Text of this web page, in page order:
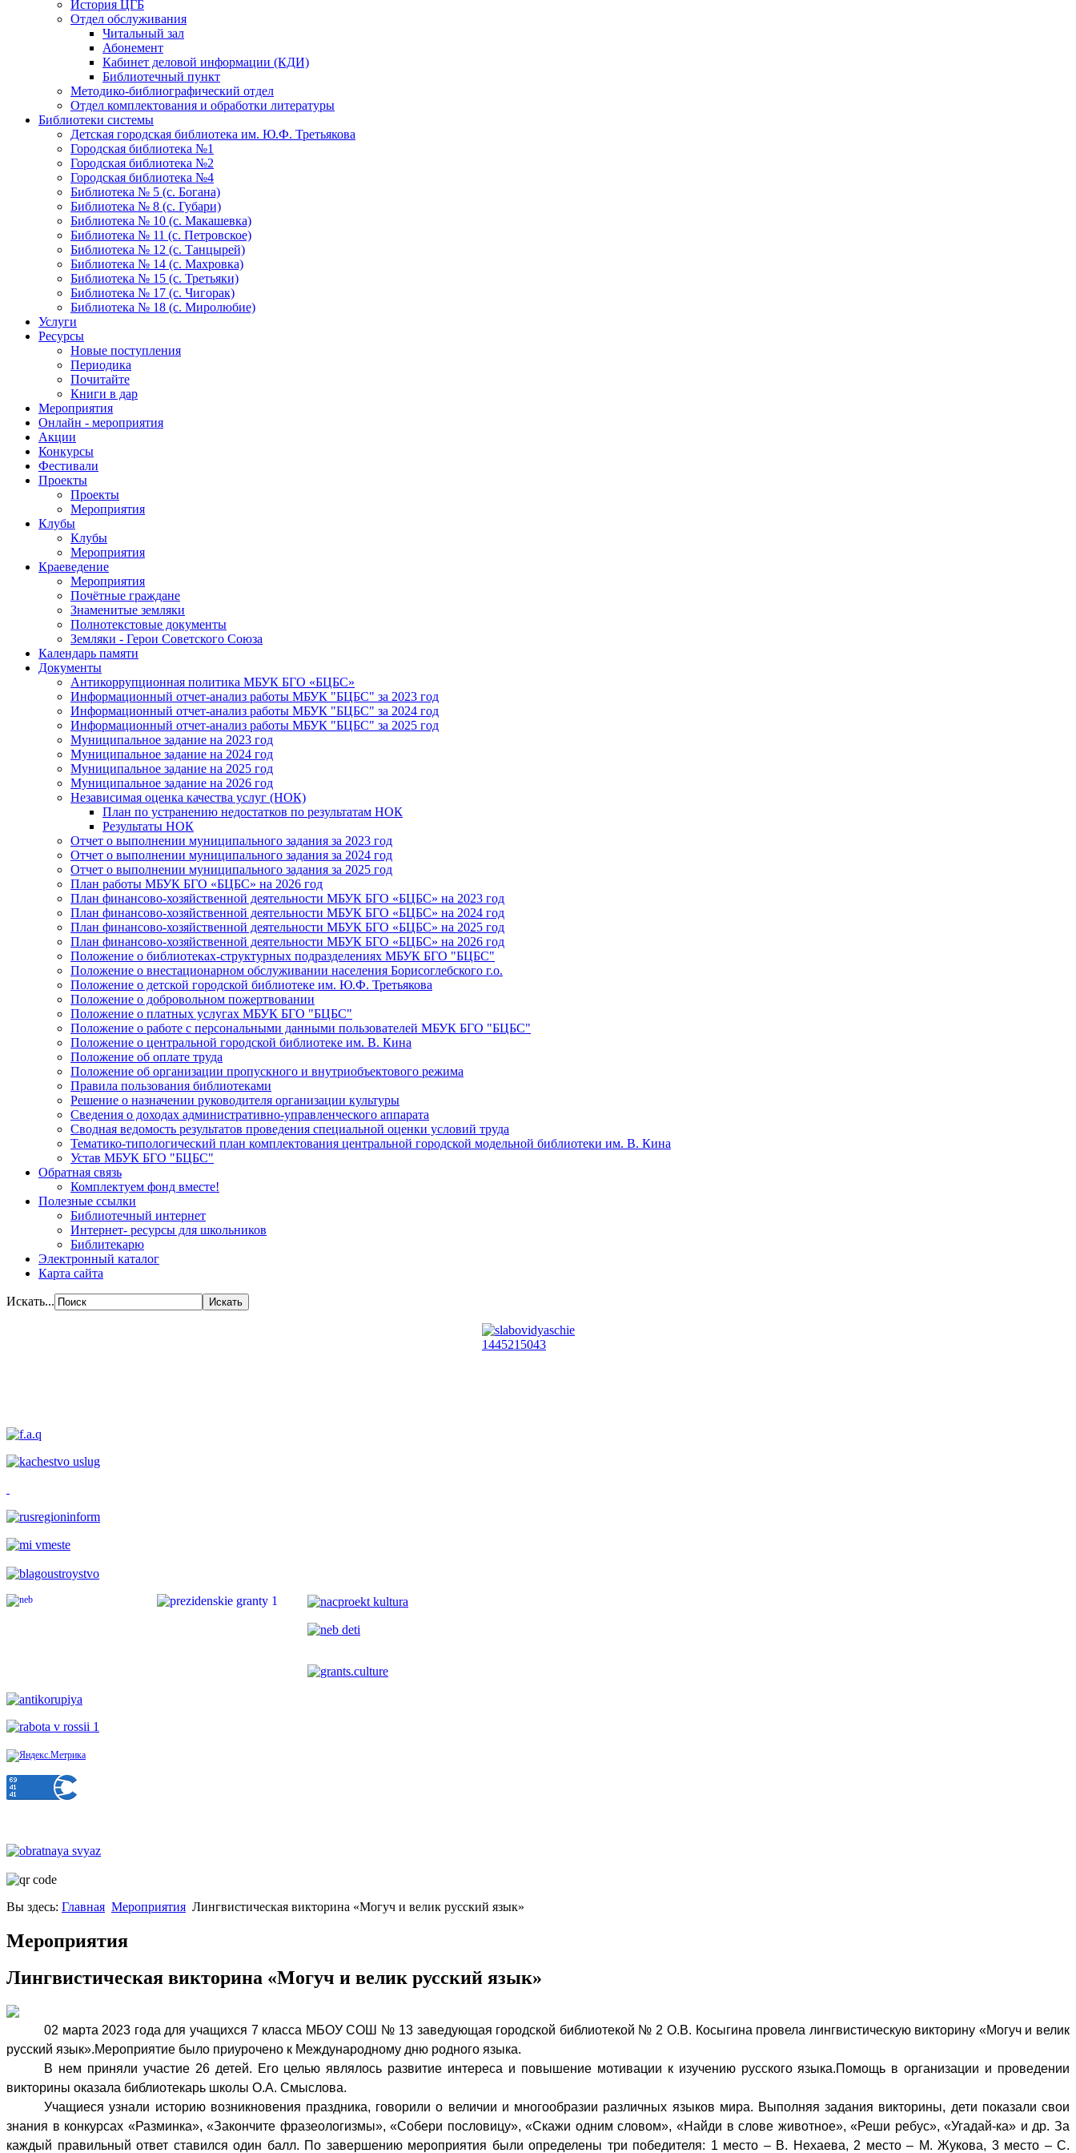
История ЦГБ
Отдел обслуживания
Читальный зал
Абонемент
Кабинет деловой информации (КДИ)
Библиотечный пункт
Методико-библиографический отдел
Отдел комплектования и обработки литературы
Библиотеки системы
Детская городская библиотека им. Ю.Ф. Третьякова
Городская библиотека №1
Городская библиотека №2
Городская библиотека №4
Библиотека № 5 (с. Богана)
Библиотека № 8 (с. Губари)
Библиотека № 10 (с. Макашевка)
Библиотека № 11 (с. Петровское)
Библиотека № 12 (с. Танцырей)
Библиотека № 14 (с. Махровка)
Библиотека № 15 (с. Третьяки)
Библиотека № 17 (с. Чигорак)
Библиотека № 18 (с. Миролюбие)
Услуги
Ресурсы
Новые поступления
Периодика
Почитайте
Книги в дар
Мероприятия
Онлайн - мероприятия
Акции
Конкурсы
Фестивали
Проекты
Проекты
Мероприятия
Клубы
Клубы
Мероприятия
Краеведение
Мероприятия
Почётные граждане
Знаменитые земляки
Полнотекстовые документы
Земляки - Герои Советского Союза
Календарь памяти
Документы
Антикоррупционная политика МБУК БГО «БЦБС»
Информационный отчет-анализ работы МБУК "БЦБС" за 2023 год
Информационный отчет-анализ работы МБУК "БЦБС" за 2024 год
Информационный отчет-анализ работы МБУК "БЦБС" за 2025 год
Муниципальное задание на 2023 год
Муниципальное задание на 2024 год
Муниципальное задание на 2025 год
Муниципальное задание на 2026 год
Независимая оценка качества услуг (НОК)
План по устранению недостатков по результатам НОК
Результаты НОК
Отчет о выполнении муниципального задания за 2023 год
Отчет о выполнении муниципального задания за 2024 год
Отчет о выполнении муниципального задания за 2025 год
План работы МБУК БГО «БЦБС» на 2026 год
План финансово-хозяйственной деятельности МБУК БГО «БЦБС» на 2023 год
План финансово-хозяйственной деятельности МБУК БГО «БЦБС» на 2024 год
План финансово-хозяйственной деятельности МБУК БГО «БЦБС» на 2025 год
План финансово-хозяйственной деятельности МБУК БГО «БЦБС» на 2026 год
Положение о библиотеках-структурных подразделениях МБУК БГО "БЦБС"
Положение о внестационарном обслуживании населения Борисоглебского г.о.
Положение о детской городской библиотеке им. Ю.Ф. Третьякова
Положение о добровольном пожертвовании
Положение о платных услугах МБУК БГО "БЦБС"
Положение о работе с персональными данными пользователей МБУК БГО "БЦБС"
Положение о центральной городской библиотеке им. В. Кина
Положение об оплате труда
Положение об организации пропускного и внутриобъектового режима
Правила пользования библиотеками
Решение о назначении руководителя организации культуры
Сведения о доходах административно-управленческого аппарата
Сводная ведомость результатов проведения специальной оценки условий труда
Тематико-типологический план комплектования центральной городской модельной библиотеки им. В. Кина
Устав МБУК БГО "БЦБС"
Обратная связь
Комплектуем фонд вместе!
Полезные ссылки
Библиотечный интернет
Интернет- ресурсы для школьников
Библитекарю
Электронный каталог
Карта сайта
Искать...
Вы здесь: Главная Мероприятия Лингвистическая викторина «Могуч и велик русский язык»
Мероприятия
Лингвистическая викторина «Могуч и велик русский язык»
02 марта 2023 года для учащихся 7 класса МБОУ СОШ № 13 заведующая городской библиотекой № 2 О.В. Косыгина провела лингвистическую викторину «Могуч и велик
русский язык».Мероприятие было приурочено к Международному дню родного языка.
В нем приняли участие 26 детей. Его целью являлось развитие интереса и повышение мотивации к изучению русского языка.Помощь в организации и проведении
викторины оказала библиотекарь школы О.А. Смыслова.
Учащиеся узнали историю возникновения праздника, говорили о величии и многообразии различных языков мира. Выполняя задания викторины, дети показали свои
знания в конкурсах «Разминка», «Закончите фразеологизмы», «Собери пословицу», «Скажи одним словом», «Найди в слове животное», «Реши ребус», «Угадай-ка» и др. За
каждый правильный ответ ставился один балл. По завершению мероприятия были определены три победителя: 1 место – В. Нехаева, 2 место – М. Жукова, 3 место – С.